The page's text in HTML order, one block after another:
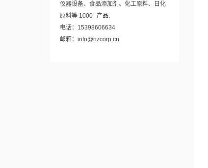
仪器设备、食品添加剂、化工原料、日化
原料等 1000+ 产品.
电话：15398606634
邮箱：info@nzcorp.cn